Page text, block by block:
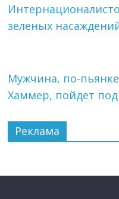
зеленых
Мужчина, по-
Хаммер, пойдет под
Реклама